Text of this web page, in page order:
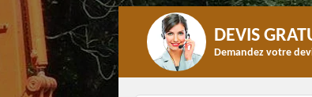
DEVIS
Demandez votre